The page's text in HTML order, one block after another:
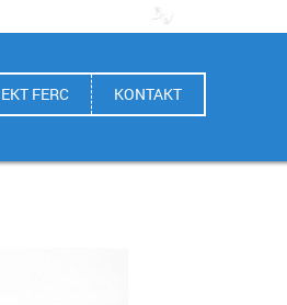
FERC KONTAKT